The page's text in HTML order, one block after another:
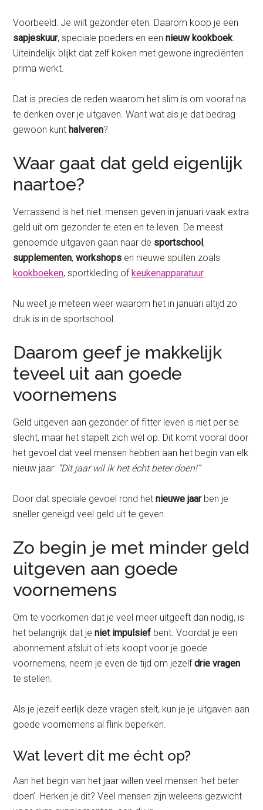
Voorbeeld: Je wilt gezonder eten. Daarom koop je een
sapjeskuur, speciale poeders en eennieuw kookboek.
Uiteindelijk blijkt dat zelf koken met gewone ingrediënten
prima werkt.
Dat is precies de reden waarom het slim is om vooraf na
te denken over je uitgaven. Want wat als je dat bedrag
gewoon kunthalveren?
Waar gaat dat geld eigenlijk
naartoe?
Verrassend is het niet: mensen geven in januari vaak extra
geld uit om gezonder te eten en te leven. De meest
genoemde uitgaven gaan naar de sportschool,
supplementen,workshops en nieuwe spullen zoals
kookboeken, sportkleding ofkeukenapparatuur.
Nu weet je meteen weer waarom het in januari altijd zo
druk is in de sportschool.
Daarom geef je makkelijk
teveel uit aan goede
voornemens
Geld uitgeven aan gezonder of fitter leven is niet per se
slecht, maar het stapelt zich wel op. Dit komt vooral door
het gevoel dat veel mensen hebben aan het begin van elk
nieuw jaar: “Dit jaar wil ik het écht beter doen!”
Door dat speciale gevoel rond hetnieuwe jaar ben je
sneller geneigd veel geld uit te geven.
Zo begin je met minder geld
uitgeven aan goede
voornemens
Om te voorkomen dat je veel meer uitgeeft dan nodig, is
het belangrijk dat jeniet impulsief bent. Voordat je een
abonnement afsluit of iets koopt voor je goede
voornemens, neem je even de tijd om jezelfdrie vragen
te stellen.
Als je jezelf eerlijk deze vragen stelt, kun je je uitgaven aan
goede voornemens al flink beperken.
Wat levert dit me écht op?
Aan het begin van het jaar willen veel mensen ‘het beter
doen’. Herken je dit? Veel mensen zijn weleens gezwicht